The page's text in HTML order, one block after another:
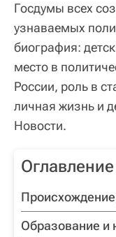
Госдумы всех
узнаваемых
биография:
место в
России, роль в
личная жизнь и
Новости.
Оглавление
Образование и